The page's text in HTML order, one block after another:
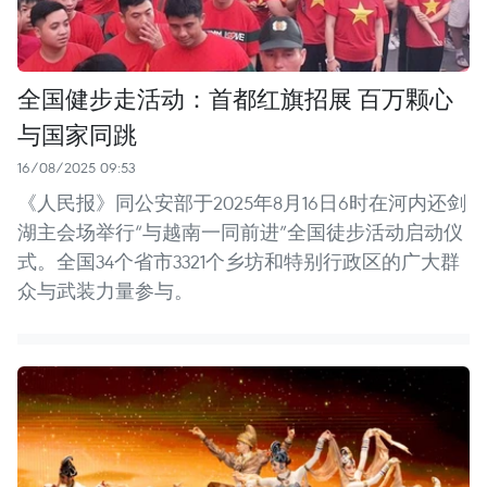
全国健步走活动：首都红旗招展 百万颗心
与国家同跳
16/08/2025 09:53
《人民报》同公安部于2025年8月16日6时在河内还剑
湖主会场举行“与越南一同前进”全国徒步活动启动仪
式。全国34个省市3321个乡坊和特别行政区的广大群
众与武装力量参与。